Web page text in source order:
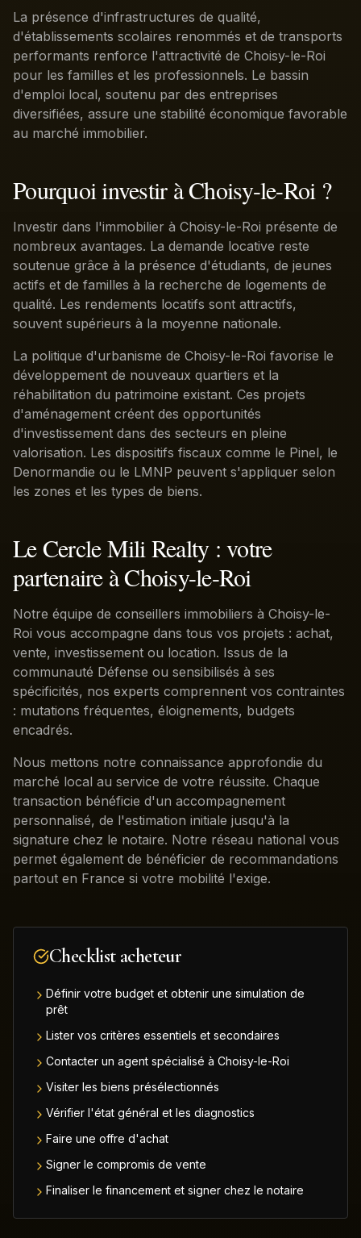
La présence d'infrastructures de qualité,
d'établissements scolaires renommés et de transports
performants renforce l'attractivité de Choisy-le-Roi
pour les familles et les professionnels. Le bassin
d'emploi local, soutenu par des entreprises
diversifiées, assure une stabilité économique favorable
au marché immobilier.
Pourquoi investir à Choisy-le-Roi ?
Investir dans l'immobilier à Choisy-le-Roi présente de
nombreux avantages. La demande locative reste
soutenue grâce à la présence d'étudiants, de jeunes
actifs et de familles à la recherche de logements de
qualité. Les rendements locatifs sont attractifs,
souvent supérieurs à la moyenne nationale.
La politique d'urbanisme de Choisy-le-Roi favorise le
développement de nouveaux quartiers et la
réhabilitation du patrimoine existant. Ces projets
d'aménagement créent des opportunités
d'investissement dans des secteurs en pleine
valorisation. Les dispositifs fiscaux comme le Pinel, le
Denormandie ou le LMNP peuvent s'appliquer selon
les zones et les types de biens.
Le Cercle Mili Realty : votre
partenaire à Choisy-le-Roi
Notre équipe de conseillers immobiliers à Choisy-le-
Roi vous accompagne dans tous vos projets : achat,
vente, investissement ou location. Issus de la
communauté Défense ou sensibilisés à ses
spécificités, nos experts comprennent vos contraintes
: mutations fréquentes, éloignements, budgets
encadrés.
Nous mettons notre connaissance approfondie du
marché local au service de votre réussite. Chaque
transaction bénéficie d'un accompagnement
personnalisé, de l'estimation initiale jusqu'à la
signature chez le notaire. Notre réseau national vous
permet également de bénéficier de recommandations
partout en France si votre mobilité l'exige.
Checklist acheteur
Définir votre budget et obtenir une simulation de
prêt
Lister vos critères essentiels et secondaires
Contacter un agent spécialisé à Choisy-le-Roi
Visiter les biens présélectionnés
Vérifier l'état général et les diagnostics
Faire une offre d'achat
Signer le compromis de vente
Finaliser le financement et signer chez le notaire